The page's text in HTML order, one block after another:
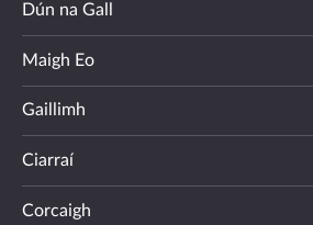
Dún na Gall
Maigh Eo
Gaillimh
Ciarraí
Corcaigh